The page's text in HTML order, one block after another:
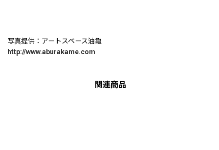
写真提供：アートスペース油亀
http://www.aburakame.com
関連商品